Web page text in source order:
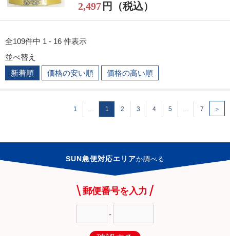
2,497 円（税込）
全109件中 1 - 16 件表示
並べ替え
新着順
価格の安い順 価格の高い順
1 … 1 2 3 4 5 … 7 ＞
SUN急便対応エリアか調べる
郵便番号を入力
-